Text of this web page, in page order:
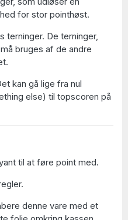
for stor pointhøst.
De terninger,
bruges af de andre
kan gå lige fra nul
else) til topscoren på
til at føre point med.
denne vare med et